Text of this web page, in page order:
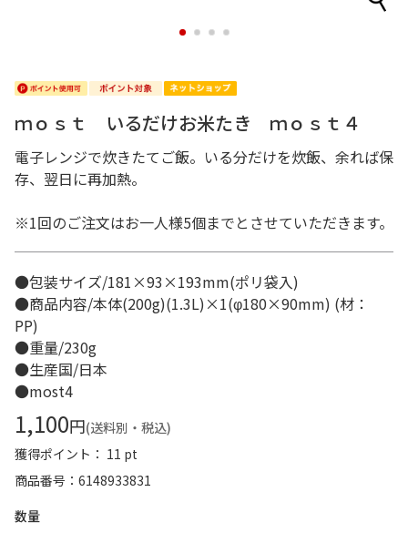
1 2 3 4
ｍｏｓｔ いるだけお米たき ｍｏｓｔ４
電子レンジで炊きたてご飯。いる分だけを炊飯、余れば保
存、翌日に再加熱。
※1回のご注文はお一人様5個までとさせていただきます。
●包装サイズ/181×93×193mm(ポリ袋入)
●商品内容/本体(200g)(1.3L)×1(φ180×90mm) (材：
PP)
●重量/230g
●生産国/日本
●most4
1,100円(送料別・税込)
獲得ポイント： 11 pt
商品番号
6148933831
数量